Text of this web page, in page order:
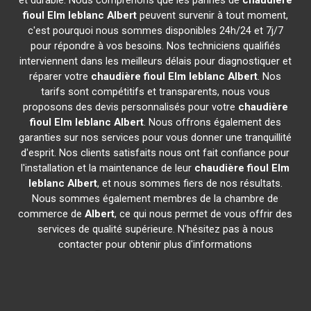
fioul Elm leblanc Albertpeuvent survenir à tout moment,
c'est pourquoi nous sommes disponibles 24h/24 et 7j/7
pour répondre à vos besoins. Nos techniciens qualifiés
interviennent dans les meilleurs délais pour diagnostiquer et
réparer votre chaudière fioul Elm leblanc Albert. Nos
tarifs sont compétitifs et transparents, nous vous
proposons des devis personnalisés pour votre chaudière
fioul Elm leblanc Albert. Nous offrons également des
garanties sur nos services pour vous donner une tranquillité
d'esprit. Nos clients satisfaits nous ont fait confiance pour
l'installation et la maintenance de leur chaudière fioul Elm
leblanc Albert, et nous sommes fiers de nos résultats.
Nous sommes également membres de la chambre de
commerce deAlbert, ce qui nous permet de vous offrir des
services de qualité supérieure. N'hésitez pas à nous
contacter pour obtenir plus d'informations